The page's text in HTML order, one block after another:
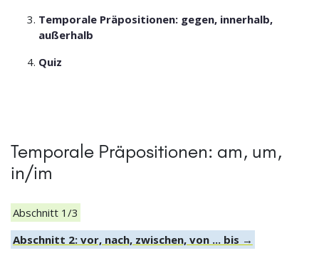
Temporale Präpositionen: gegen, innerhalb,
außerhalb
Quiz
Temporale Präpositionen: am, um,
in/im
Abschnitt 1/3
Abschnitt 2: vor, nach, zwischen, von ... bis →